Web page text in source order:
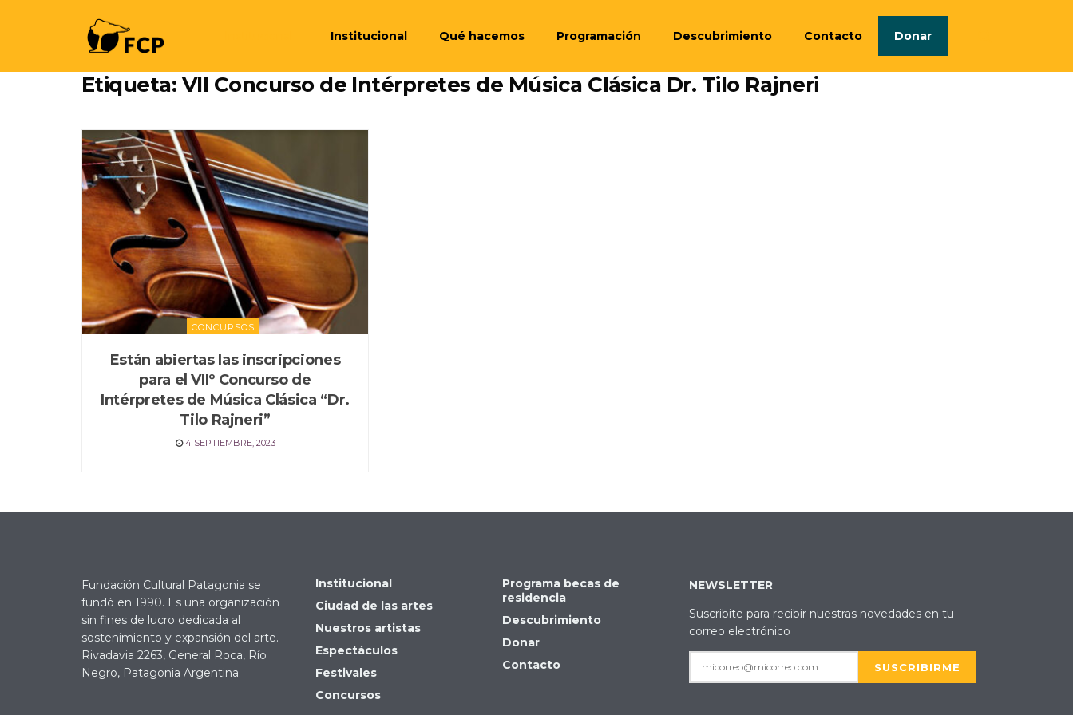
Institucional Qué hacemos Programación Descubrimiento Contacto Donar
Etiqueta: VII Concurso de Intérpretes de Música Clásica Dr. Tilo Rajneri
CONCURSOS
Están abiertas las inscripciones
para el VIIº Concurso de
Intérpretes de Música Clásica “Dr.
Tilo Rajneri”
4 SEPTIEMBRE, 2023
Fundación Cultural Patagonia se
fundó en 1990. Es una organización
sin fines de lucro dedicada al
sostenimiento y expansión del arte.
Rivadavia 2263, General Roca, Río
Negro, Patagonia Argentina.
Institucional
Ciudad de las artes
Nuestros artistas
Espectáculos
Festivales
Concursos
Programa becas de
residencia
Descubrimiento
Donar
Contacto
NEWSLETTER
Suscribite para recibir nuestras novedades en tu
correo electrónico